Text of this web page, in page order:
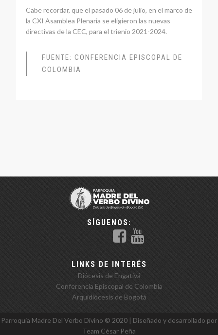
Cabe recordar, que el pasado 06 de julio, en el marco de
la CXI Asamblea Plenaria se eligieron las nuevas
directivas de la CEC, para el trienio 2021-2024.
FUENTE: CONFERENCIA EPISCOPAL DE
COLOMBIA
SÍGUENOS:
LINKS DE INTERÉS
Diócesis de Engativá
Conferencia Episcopal de Colombia
Arquidiócesis de Bogotá
Parroquia Madre Del Verbo Divino ©️ 2020 | Diseñado y desarrollado por
Team César Peña